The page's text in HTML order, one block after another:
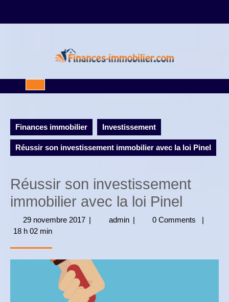
Open
Button
Finances immobilier Investissement
Réussir son investissement immobilier avec la loi Pinel
Réussir son investissement
immobilier avec la loi Pinel
29 novembre 2017 29
| admin admin
| 0 Comments
|
18 h 02 min